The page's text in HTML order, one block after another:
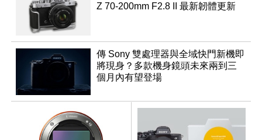
Z 70-200mm F2.8 II 最新韌體更新
傳 Sony 雙處理器與全域快門新機即
將現身？多款機身鏡頭未來兩到三
個月內有望登場